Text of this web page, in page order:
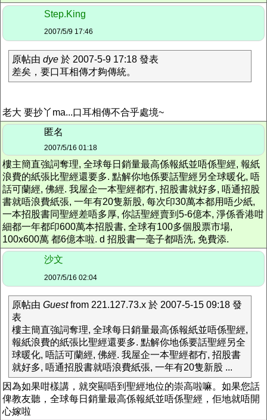
Step.King
2007/5/9 17:46
原帖由 dye 於 2007-5-9 17:18 發表
差矣，要口耳相傳才夠傳統。
老大 要抄丫ma...口耳相傳不合乎處境~
匿名
2007/5/16 01:18
樓主簡直強詞奪理, 全球每日銷量最高係報紙並唔係聖經, 報紙
浪費的紙張比聖經還要多. 點解你地係要話聖經另全球暖化, 唔
話可蘭經, 佛經. 我屋企一本聖經都冇, 招股書就好多, 唔通招股
書就唔浪費紙張, 一年有20隻新股, 每次印30萬本都用唔少紙,
一本招股書同聖經差唔多厚, 你話聖經賣到5-6億本, 淨係香港咁
細都一年都印600萬本招股書, 全球有100多個股票市場,
100x600萬 都6億本啦. d 招股書一毫子都唔洗, 免費添.
沙文
2007/5/16 02:04
原帖由 Guestfrom 221.127.73.x 於 2007-5-15 09:18 發
表
樓主簡直強詞奪理, 全球每日銷量最高係報紙並唔係聖經,
報紙浪費的紙張比聖經還要多. 點解你地係要話聖經另全
球暖化, 唔話可蘭經, 佛經. 我屋企一本聖經都冇, 招股書
就好多, 唔通招股書就唔浪費紙張, 一年有20隻新股 ...
因為如果咁樣講，就突顯唔到聖經地位的崇高啦嘛。如果您話
俾教友聽，全球每日銷量最高係報紙並唔係聖經，佢地就唔開
心嫁啦